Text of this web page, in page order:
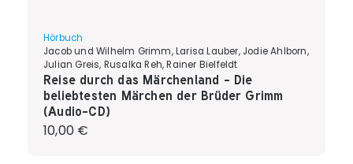
Hörbuch
Jacob und Wilhelm Grimm, Larisa Lauber, Jodie Ahlborn,
Julian Greis, Rusalka Reh, Rainer Bielfeldt
Reise durch das Märchenland - Die
beliebtesten Märchen der Brüder Grimm
(Audio-CD)
Regulärer Preis:
10,00 €